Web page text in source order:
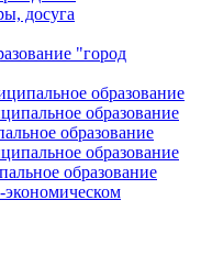
досуга
"город
образование
образование
образование
образование
образование